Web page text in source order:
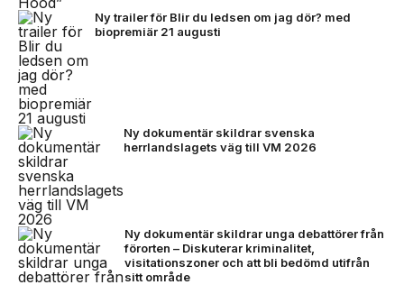
Ny trailer för Blir du ledsen om jag dör? med
biopremiär 21 augusti
Ny dokumentär skildrar svenska
herrlandslagets väg till VM 2026
Ny dokumentär skildrar unga debattörer från
förorten – Diskuterar kriminalitet,
visitationszoner och att bli bedömd utifrån
sitt område